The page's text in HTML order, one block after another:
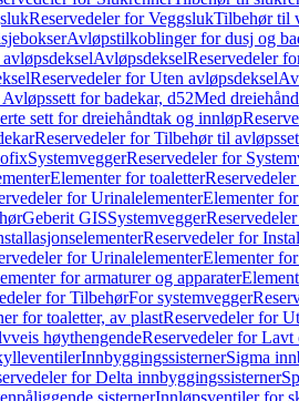
Reservedeler for VeggslukTilbehør til
Avløpstilkoblinger for dusj og
AvløpsdekselReservedeler
Reservedeler for Uten avløpsdeksel
for badekar, d52Med
sett for dreiehåndtak og innløp
Reservedeler for Tilbehør til
SystemveggerReservedeler for
Elementer for toaletter
for UrinalelementerElementer
Geberit GISSystemvegger
Reservedeler for
for UrinalelementerElementer
for armaturer og apparater
for TilbehørFor systemvegger
for toaletter, av plastReservedeler for
høythengendeReservedeler for
InnbyggingssisternerSigma
for Delta innbyggingssisterner
sisternerInnløpsventiler for